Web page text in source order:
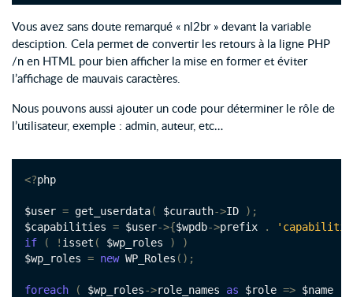
Vous avez sans doute remarqué « nl2br » devant la variable
desciption. Cela permet de convertir les retours à la ligne PHP
/n en HTML pour bien afficher la mise en former et éviter
l’affichage de mauvais caractères.
Nous pouvons aussi ajouter un code pour déterminer le rôle de
l’utilisateur, exemple : admin, auteur, etc…
<?php
$user = get_userdata( $curauth->ID
);
$capabilities = $user->{$wpdb->prefix .
if
( ! isset ( $wp_roles )
)
$wp_roles = new WP_Roles ();
foreach ( $wp_roles->role_names as $role => $name